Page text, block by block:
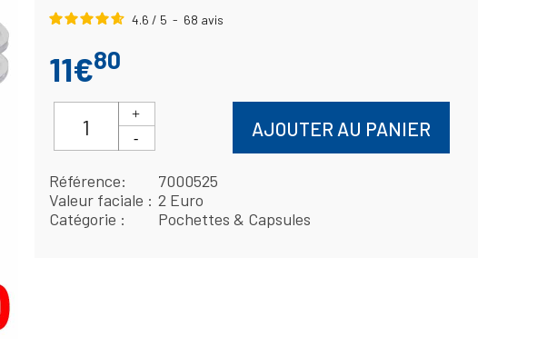
4.6 / 5 - 68 avis
11€80
AJOUTER AU PANIER
Référence
7000525
Valeur faciale
2 Euro
Catégorie
Pochettes & Capsules